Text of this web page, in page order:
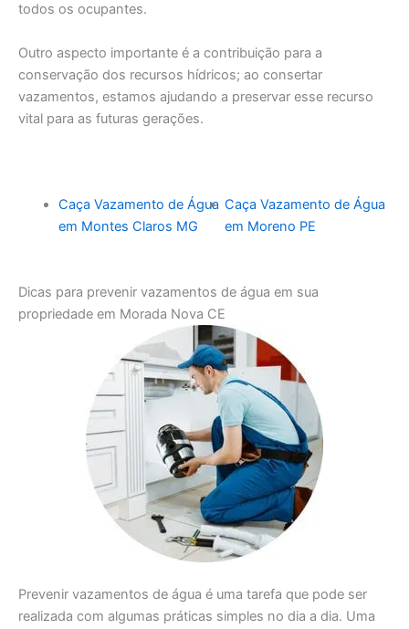
todos os ocupantes.
Outro aspecto importante é a contribuição para a
conservação dos recursos hídricos; ao consertar
vazamentos, estamos ajudando a preservar esse recurso
vital para as futuras gerações.
Caça Vazamento de Água
em Montes Claros MG
Caça Vazamento de Água
em Moreno PE
Dicas para prevenir vazamentos de água em sua
propriedade em Morada Nova CE
Prevenir vazamentos de água é uma tarefa que pode ser
realizada com algumas práticas simples no dia a dia. Uma